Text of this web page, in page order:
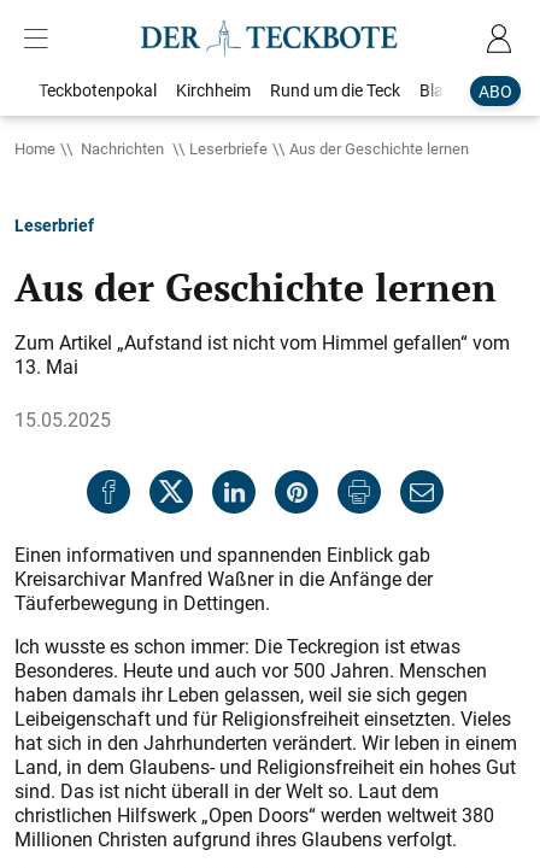
ABO
Teckbotenpokal Kirchheim Rund um die Teck Blaulicht
Home Nachrichten Leserbriefe Aus der Geschichte lernen
Leserbrief
Aus der Geschichte lernen
Zum Artikel „Aufstand ist nicht vom Himmel gefallen“ vom
13. Mai
15.05.2025
Einen informativen und spannenden Einblick gab
Kreisarchivar Manfred Waßner in die Anfänge der
Täuferbewegung in Dettingen.
Ich wusste es schon immer: Die Teckregion ist etwas
Besonderes. Heute und auch vor 500 Jahren. Menschen
haben damals ihr Leben gelassen, weil sie sich gegen
Leibeigenschaft und für Religionsfreiheit einsetzten. Vieles
hat sich in den Jahrhunderten verändert. Wir leben in einem
Land, in dem Glaubens- und Religionsfreiheit ein hohes Gut
sind. Das ist nicht überall in der Welt so. Laut dem
christlichen Hilfswerk „Open Doors“ werden weltweit 380
Millionen Christen aufgrund ihres Glaubens verfolgt.